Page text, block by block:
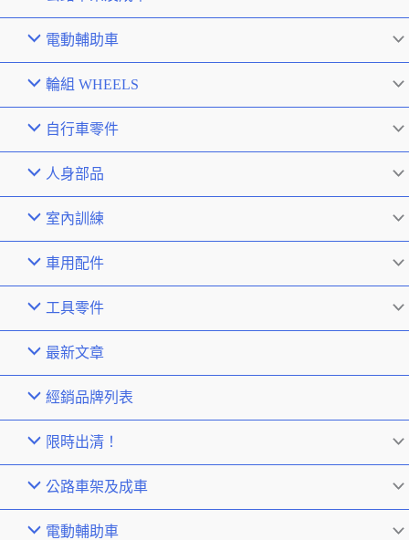
電動輔助車
輪組 WHEELS
自行車零件
人身部品
室內訓練
車用配件
工具零件
最新文章
經銷品牌列表
限時出清！
公路車架及成車
電動輔助車